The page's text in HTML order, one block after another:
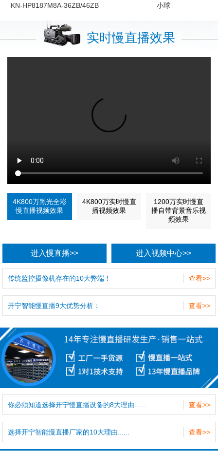
KN-HP8187M8A-36ZB/46ZB
小球
实时慢直播效果
4K800万黑光全彩
慢直播视频效果
4K800万实时慢直
播视频效果
1200万实时慢直
播自带背景音乐视
频效果
进入慢直播>> 进入视频中心>>
查看>>
传统监控摄像机存在的10大弊端！
查看>>
开宁智能慢直播9大优势分析：
查看>>
你必须知道选择开宁慢直播设备的8大理由......
查看>>
选择开宁智能慢直播厂家的10大理由......